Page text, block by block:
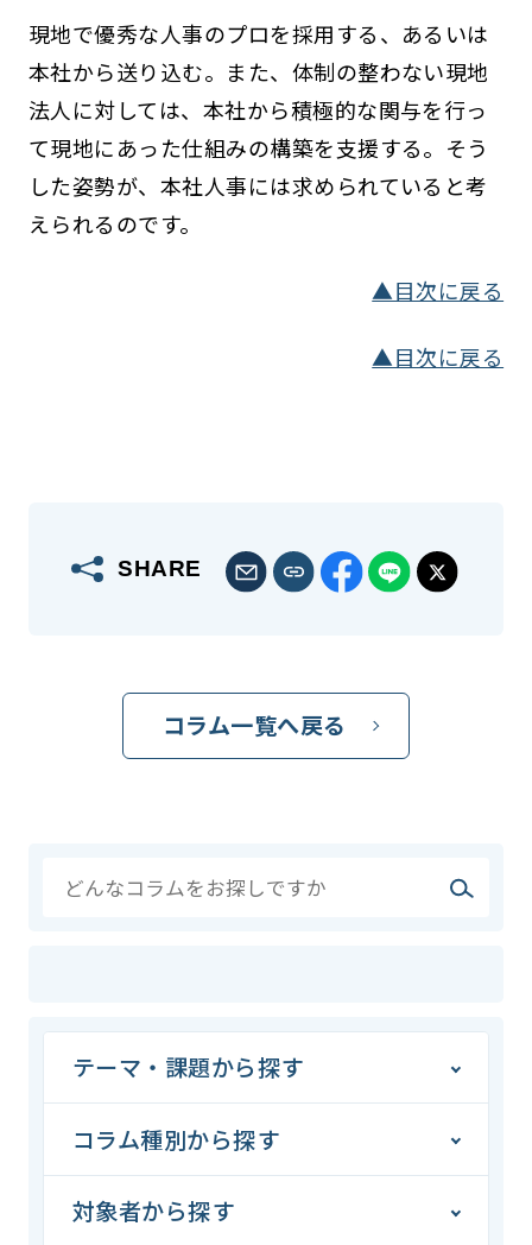
現地で優秀な人事のプロを採用する、あるいは
本社から送り込む。また、体制の整わない現地
法人に対しては、本社から積極的な関与を行っ
て現地にあった仕組みの構築を支援する。そう
した姿勢が、本社人事には求められていると考
えられるのです。
▲目次に戻る
▲目次に戻る
SHARE
コラム一覧へ戻る
テーマ・課題から探す
コラム種別から探す
対象者から探す